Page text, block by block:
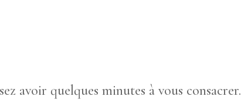
avoir quelques minutes à vous consacrer.